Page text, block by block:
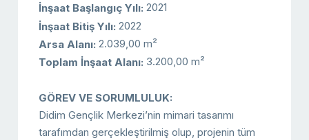
İnşaat Başlangıç Yılı:2021
İnşaat Bitiş Yılı:2022
Arsa Alanı:2.039,00 m²
Toplam İnşaat Alanı: 3.200,00 m²
GÖREV VE SORUMLULUK:
Didim Gençlik Merkezi’nin mimari tasarımı
tarafımdan gerçekleştirilmiş olup, projenin tüm